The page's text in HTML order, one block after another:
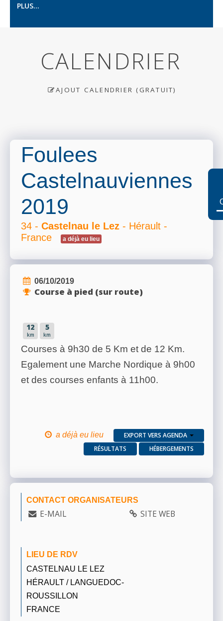
PLUS...
CALENDRIER
AJOUT CALENDRIER (GRATUIT)
Foulees
Castelnauviennes
2019
34 - Castelnau le Lez - Hérault -
France
a déjà eu lieu
06/10/2019
Course à pied (sur route)
12
km
5
km
Courses à 9h30 de 5 Km et de 12 Km.
Egalement une Marche Nordique à 9h00
et des courses enfants à 11h00.
a déjà eu lieu
EXPORT VERS AGENDA
RÉSULTATS
HÉBERGEMENTS
CONTACT ORGANISATEURS
E-MAIL SITE WEB
LIEU DE RDV
CASTELNAU LE LEZ
HÉRAULT / LANGUEDOC-
ROUSSILLON
FRANCE